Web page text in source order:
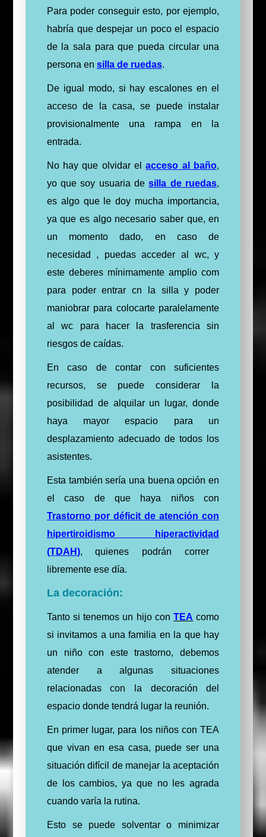
Para poder conseguir esto, por ejemplo,
habría que despejar un poco el espacio
de la sala para que pueda circular una
persona en silla de ruedas.
De igual modo, si hay escalones en el
acceso de la casa, se puede instalar
provisionalmente una rampa en la
entrada.
No hay que olvidar elacceso al baño,
yo que soy usuaria desilla de ruedas,
es algo que le doy mucha importancia,
ya que es algo necesario saber que, en
un momento dado, en caso de
necesidad , puedas acceder al wc, y
este deberes mínimamente amplio com
para poder entrar cn la silla y poder
maniobrar para colocarte paralelamente
al wc para hacer la trasferencia sin
riesgos de caídas.
En caso de contar con suficientes
recursos, se puede considerar la
posibilidad de alquilar un lugar, donde
haya mayor espacio para un
desplazamiento adecuado de todos los
asistentes.
Esta también sería una buena opción en
el caso de que haya niños con
Trastorno por déficit de atención con
hipertiroidismohiperactividad
(TDAH), quienes podrán correr
libremente ese día.
La decoración:
Tanto si tenemos un hijo con TEA como
si invitamos a una familia en la que hay
un niño con este trastorno, debemos
atender a algunas situaciones
relacionadas con la decoración del
espacio donde tendrá lugar la reunión.
En primer lugar, para los niños con TEA
que vivan en esa casa, puede ser una
situación difícil de manejar la aceptación
de los cambios, ya que no les agrada
cuando varía la rutina.
Esto se puede solventar o minimizar